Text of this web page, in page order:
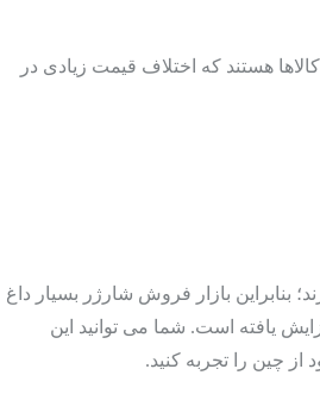
هستند که اختلاف قیمت زیادی در
بنابراین بازار فروش شارژر بسیار داغ
یافته است. شما می توانید این